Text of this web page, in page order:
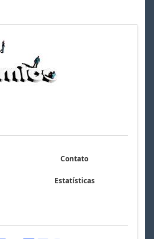
Contato
Estatísticas